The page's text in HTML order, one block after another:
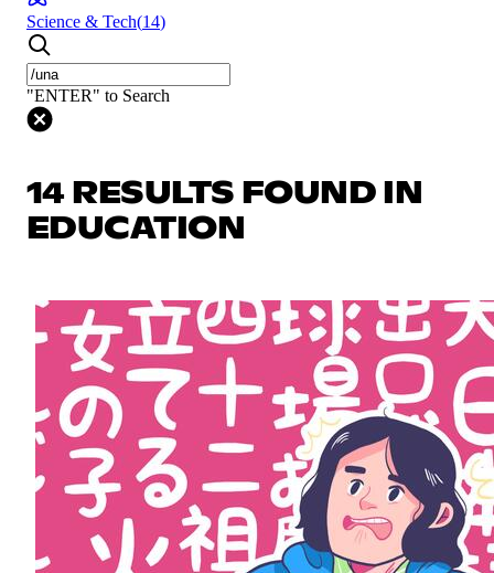
Science & Tech(14)
"ENTER" to Search
14 RESULTS FOUND IN
EDUCATION